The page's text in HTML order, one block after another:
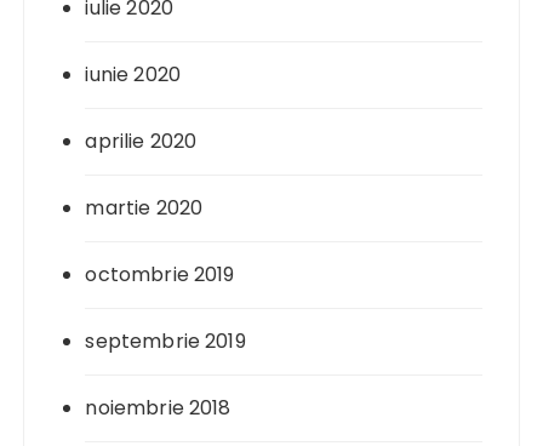
iulie 2020
iunie 2020
aprilie 2020
martie 2020
octombrie 2019
septembrie 2019
noiembrie 2018